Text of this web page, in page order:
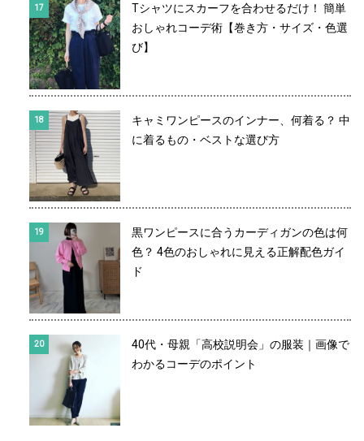
Tシャツにスカーフを合わせるだけ！ 簡単
おしゃれコーデ術【巻き方・サイズ・色選
び】
キャミワンピースのインナー、何着る？ 中
に着るもの・ベストな選び方
黒ワンピースに合うカーディガンの色は何
色？ 4色のおしゃれに見える正解配色ガイ
ド
40代・母親「高校説明会」の服装｜画像で
わかるコーデのポイント